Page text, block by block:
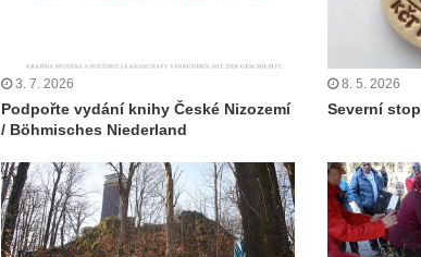
3. 7. 2026
Podpořte vydání knihy České Nizozemí
/ Böhmisches Niederland
8. 5. 2026
Severní